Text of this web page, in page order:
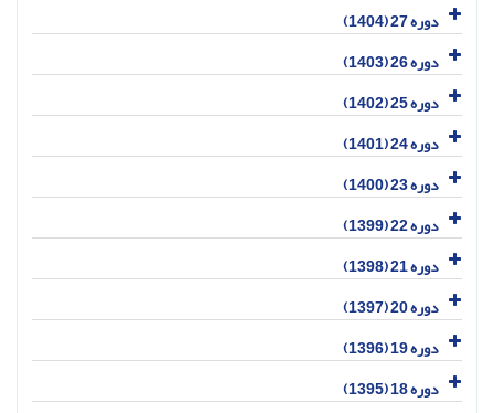
دوره 27 (1404)
دوره 26 (1403)
دوره 25 (1402)
دوره 24 (1401)
دوره 23 (1400)
دوره 22 (1399)
دوره 21 (1398)
دوره 20 (1397)
دوره 19 (1396)
دوره 18 (1395)